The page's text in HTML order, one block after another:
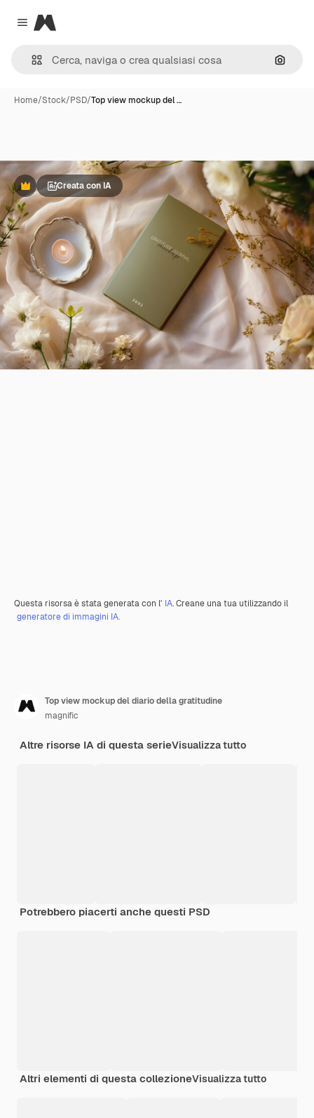
Close menu
Magnific
Cerca
Home/Stock/PSD/Top view mockup del …
PremiumCreata con IA
Questa risorsa è stata generata con l' IA. Creane una tua utilizzando il
generatore di immagini IA.
Top view mockup del diario della gratitudine
magnific
Altre risorse IA di questa serieVisualizza tutto
Potrebbero piacerti anche questi PSD
Altri elementi di questa collezioneVisualizza tutto